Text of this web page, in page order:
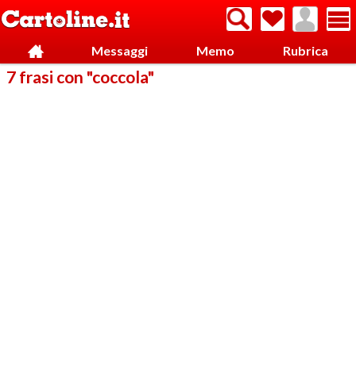
Messaggi Memo Rubrica
7 frasi con "coccola"